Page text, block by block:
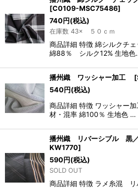
[C0109-MSC75486]
740円(税込)
在庫数 43× ５０ｃｍ
商品詳細 特徴 綿シルクチ
綿88％ シルク12% 生地
播州織 ワッシャー加工 [
540円(税込)
商品詳細 特徴 ワッシャー
材・混率 綿100％ 生地色 …
播州織 リバーシブル 黒
KW1770]
590円(税込)
SOLD OUT
商品詳細 特徴 ラメ糸混 リ